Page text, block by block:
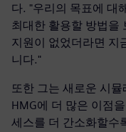
다. "우리의 목표에 대
최대한 활용할 방법을
지원이 없었더라면 지
니다."
또한 그는 새로운 시
HMG에 더 많은 이점
세스를 더 간소화할수